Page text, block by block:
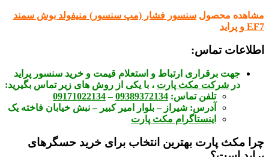
مشاهده محصول سنسور فشار (مپ سنسور) منیفولد بوش سمند
EF7 و پراید
اطلاعات تماس:
جهت برقراری ارتباط و استعلام قیمت و خرید سنسور پراید
در شرکت مکث پارت ، با یکی از روش های زیر تماس بگیرید:
تلفن تماس: 09389372134
–
09171022134
آدرس: شیراز – بلوار امیر کبیر – نبش خیابان فاخته یک
اینستاگرام مکث پارت
چرا مکث پارت بهترین انتخاب برای خرید حسگرهای